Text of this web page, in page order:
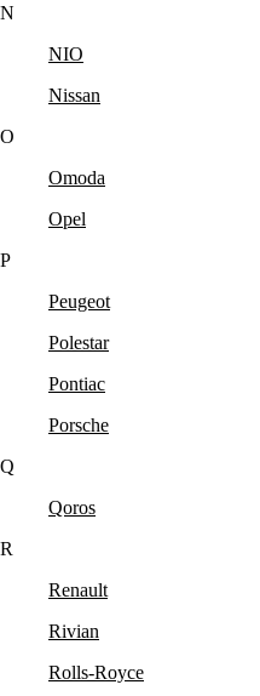
N
NIO
Nissan
O
Omoda
Opel
P
Peugeot
Polestar
Pontiac
Porsche
Q
Qoros
R
Renault
Rivian
Rolls-Royce